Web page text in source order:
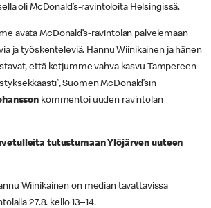
oli McDonald’s-ravintoloita Helsingissä.
avata McDonald’s-ravintolan palvelemaan
ja työskenteleviä. Hannu Wiinikainen ja hänen
että ketjumme vahva kasvu Tampereen
Suomen McDonald’sin
kommentoi uuden ravintolan
tutustumaan Ylöjärven uuteen
Wiinikainen on median tavattavissa
27.8. kello 13–14.